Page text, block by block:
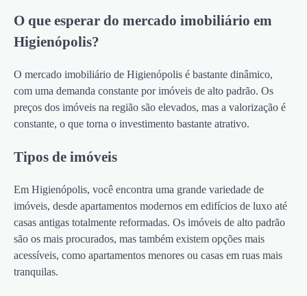
O que esperar do mercado imobiliário em
Higienópolis?
O mercado imobiliário de Higienópolis é bastante dinâmico,
com uma demanda constante por imóveis de alto padrão. Os
preços dos imóveis na região são elevados, mas a valorização é
constante, o que torna o investimento bastante atrativo.
Tipos de imóveis
Em Higienópolis, você encontra uma grande variedade de
imóveis, desde apartamentos modernos em edifícios de luxo até
casas antigas totalmente reformadas. Os imóveis de alto padrão
são os mais procurados, mas também existem opções mais
acessíveis, como apartamentos menores ou casas em ruas mais
tranquilas.